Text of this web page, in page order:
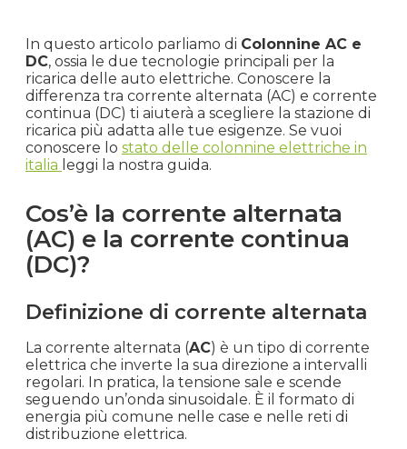
In questo articolo parliamo di Colonnine AC e
DC, ossia le due tecnologie principali per la
ricarica delle auto elettriche. Conoscere la
differenza tra corrente alternata (AC) e corrente
continua (DC) ti aiuterà a scegliere la stazione di
ricarica più adatta alle tue esigenze. Se vuoi
conoscere lo stato delle colonnine elettriche in
italia leggi la nostra guida.
Cos’è la corrente alternata
(AC) e la corrente continua
(DC)?
Definizione di corrente alternata
La corrente alternata (AC) è un tipo di corrente
elettrica che inverte la sua direzione a intervalli
regolari. In pratica, la tensione sale e scende
seguendo un’onda sinusoidale. È il formato di
energia più comune nelle case e nelle reti di
distribuzione elettrica.